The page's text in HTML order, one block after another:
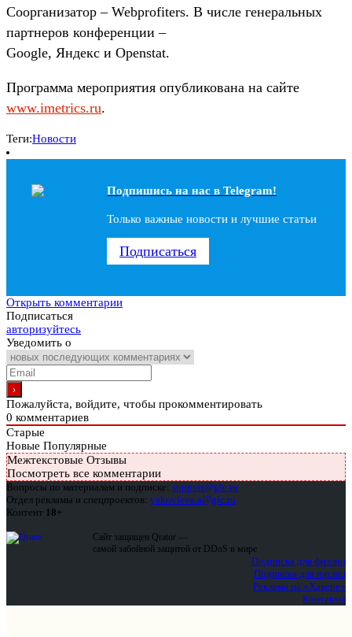
Соорганизатор – Webprofiters. В числе генеральных
партнеров конференции –
Google, Яндекс и Openstat.
Программа мероприятия опубликована на сайте
www.imetrics.ru.
Теги:Новости
Подпишись на наc в Telegram!
Только важные новости и лучшие статьи
Подписаться
Открыть комментарии
Подписаться
авторизуйтесь
Уведомить о
Пожалуйста, войдите, чтобы прокомментировать
0 комментариев
Старые
Новые Популярные
Межтекстовые Отзывы
Посмотреть все комментарии
Вопросы по материалам и подписке: support@glc.ru
Отдел рекламы и спецпроектов: yakovleva.a@glc.ru
Контент 18+
Сайт защищен Qrator —
самой забойной защитой от DDoS в мире
Подписка для физлиц
Подписка для юрлиц
Реклама на «Хакере»
Контакты